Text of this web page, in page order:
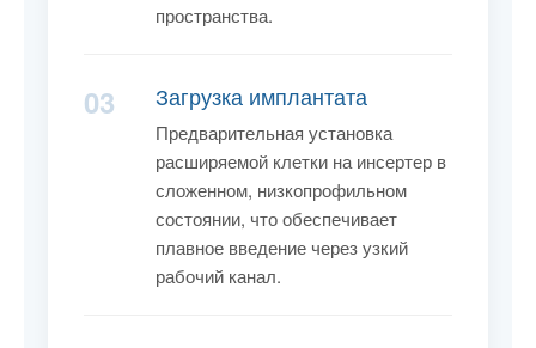
пространства.
03 Загрузка имплантата
Предварительная установка
расширяемой клетки на инсертер в
сложенном, низкопрофильном
состоянии, что обеспечивает
плавное введение через узкий
рабочий канал.